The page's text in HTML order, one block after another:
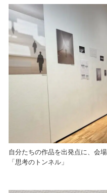
自分たちの作品を出発点に、会
「思考のトンネル」